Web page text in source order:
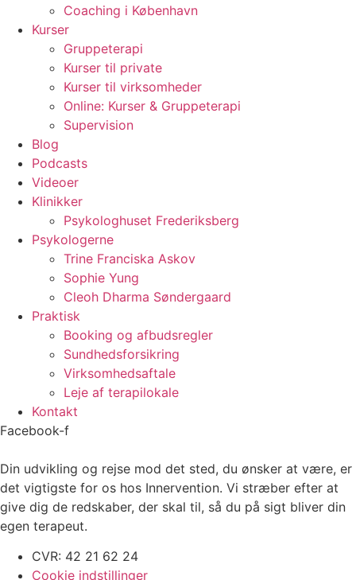
Coaching i København
Kurser
Gruppeterapi
Kurser til private
Kurser til virksomheder
Online: Kurser & Gruppeterapi
Supervision
Blog
Podcasts
Videoer
Klinikker
Psykologhuset Frederiksberg
Psykologerne
Trine Franciska Askov
Sophie Yung
Cleoh Dharma Søndergaard
Praktisk
Booking og afbudsregler
Sundhedsforsikring
Virksomhedsaftale
Leje af terapilokale
Kontakt
Facebook-f
Din udvikling og rejse mod det sted, du ønsker at være, er
det vigtigste for os hos Innervention. Vi stræber efter at
give dig de redskaber, der skal til, så du på sigt bliver din
egen terapeut.
CVR: 42 21 62 24
Cookie indstillinger